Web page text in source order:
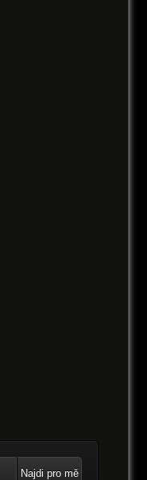
Najdi pro mě